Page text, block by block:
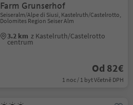
Farm Grunserhof
Seiseralm/Alpe di Siusi, Kastelruth/Castelrotto,
Dolomites Region Seiser Alm
3.2 km z Kastelruth/Castelrotto
centrum
Od 82€
1 noc / 1 byt Včetně DPH